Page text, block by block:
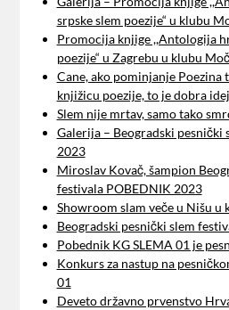
srpske slem poezije“ u klubu
Promocija knjige ,,Antologija
poezije“ u Zagrebu u klubu
Cane, ako pominjanje
knjižicu poezije, to je dobra
Slem nije mrtav, samo tako
Galerija – Beogradski pesnički
2023
Miroslav Kovač, šampion
festivala POBEDNIK 2023
Showroom slam veče u Nišu u
Beogradski pesnički slem
Pobednik KG SLEMA 01 je
Konkurs za nastup na
01
Deveto državno prvenstvo